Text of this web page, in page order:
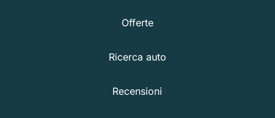
Offerte
Ricerca auto
Recensioni